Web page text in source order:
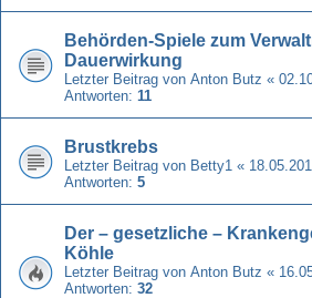
Behörden-Spiele zum
Dauerwirkung
Letzter Beitrag von Anton Butz «
Antworten: 11
Brustkrebs
Letzter Beitrag von Betty1 «
Antworten: 5
Der – gesetzliche –
Köhle
Letzter Beitrag von Anton Butz «
Antworten: 32